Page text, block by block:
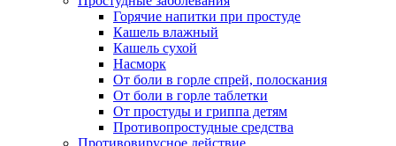
Горячие напитки при простуде
Кашель влажный
Кашель сухой
Насморк
От боли в горле спрей, полоскания
От боли в горле таблетки
От простуды и гриппа детям
Противопростудные средства
Противовирусное действие